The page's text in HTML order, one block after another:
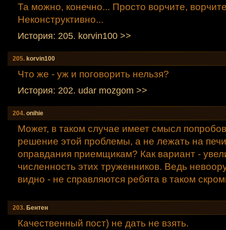
Та можно, конечно... Просто ворчите,
Неконструктивно...
История: 205. korvin100 >>
205. korvin100
Что же - уж и поговорить нельзя?
История: 202. udar mozgom >>
204. onihiе
Может, в таком случае имеет смысл
решение этой проблемы, а не лежать на
оправдания приемщикам? Как вариант -
численность этих труженников. Ведь
видно - не справляются ребята в таком
203. Бентен
Качественный пост) не дать не взять.